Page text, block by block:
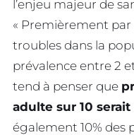
l’enjeu majeur de
« Premièrement
troubles dans la
prévalence entre 2
tend à penser que
adulte sur 10
également 10% des